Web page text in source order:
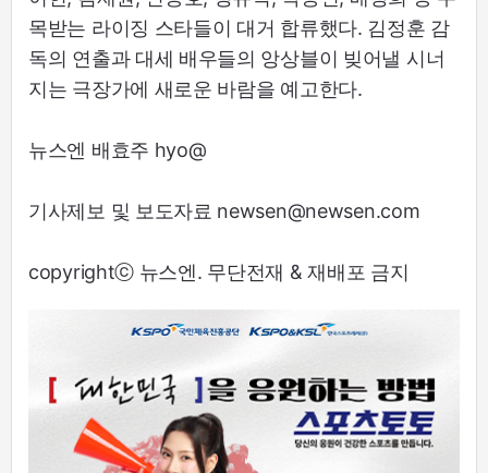
목받는 라이징 스타들이 대거 합류했다. 김정훈 감
독의 연출과 대세 배우들의 앙상블이 빚어낼 시너
지는 극장가에 새로운 바람을 예고한다.
뉴스엔 배효주 hyo@
기사제보 및 보도자료 newsen@newsen.com
copyrightⓒ 뉴스엔. 무단전재 & 재배포 금지